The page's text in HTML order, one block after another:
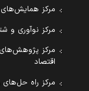
مرکز همایش‌های
مرکز نوآوری و
مرکز
اقتصاد
مرکز راه حل‌های